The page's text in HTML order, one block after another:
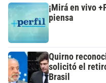
¡Mirá en vivo
piensa
Quirno
solicitó el
Brasil